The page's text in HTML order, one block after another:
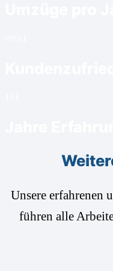
Unsere erfahrenen
führen alle